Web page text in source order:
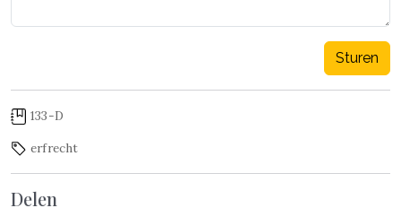
Sturen
133-D
erfrecht
Delen